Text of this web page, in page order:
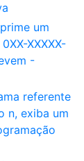
um
XXXXX-
-
referente
n, exiba um